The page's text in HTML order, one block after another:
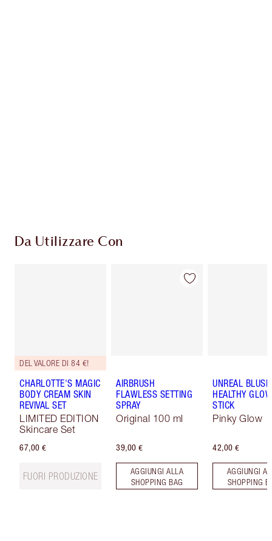
Da Utilizzare Con
DEL VALORE DI 84 €!
CHARLOTTE'S MAGIC
BODY CREAM SKIN
REVIVAL SET
LIMITED EDITION
Skincare Set
67,00 €
FUORI PRODUZIONE
AIRBRUSH
FLAWLESS SETTING
SPRAY
Original 100 ml
39,00 €
AGGIUNGI ALLA
SHOPPING BAG
UNREAL BLUSH
HEALTHY GLOW
STICK
Pinky Glow
42,00 €
AGGIUNGI
SHOPPING